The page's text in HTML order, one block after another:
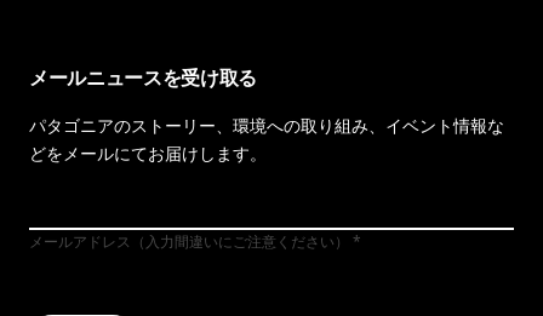
メールニュースを受け取る
パタゴニアのストーリー、環境への取り組み、イベント情報な
どをメールにてお届けします。
メールアドレス（入力間違いにご注意ください）